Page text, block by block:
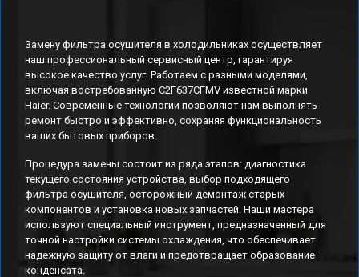
Замену фильтра осушителя в холодильниках осуществляет
наш профессиональный сервисный центр, гарантируя
высокое качество услуг. Работаем с разными моделями,
включая востребованную C2F637CFMV известной марки
Haier. Современные технологии позволяют нам выполнять
ремонт быстро и эффективно, сохраняя функциональность
ваших бытовых приборов.
Процедура замены состоит из ряда этапов: диагностика
текущего состояния устройства, выбор подходящего
фильтра осушителя, осторожный демонтаж старых
компонентов и установка новых запчастей. Наши мастера
используют специальный инструмент, предназначенный для
точной настройки системы охлаждения, что обеспечивает
надежную защиту от влаги и предотвращает образование
конденсата.